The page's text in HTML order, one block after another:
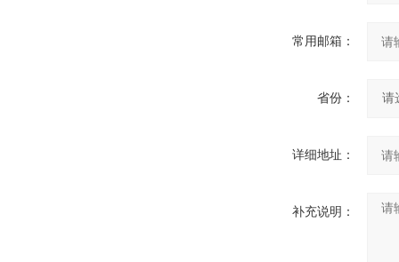
常用邮箱：
省份：
详细地址：
补充说明：